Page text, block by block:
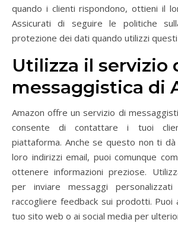
quando i clienti rispondono, ottieni il
Assicurati di seguire le politiche
protezione dei dati quando utilizzi
Utilizza il servizio
messaggistica di
Amazon offre un servizio di
consente di contattare i tuoi
piattaforma. Anche se questo non ti
loro indirizzi email, puoi comunque
ottenere informazioni preziose.
per inviare messaggi
raccogliere feedback sui prodotti. Puoi
tuo sito web o ai social media per